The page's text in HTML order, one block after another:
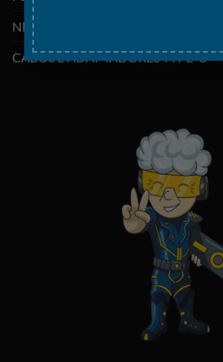
NINTENDO SWITCH
CABOS E ADAPTADORES TYPE-C